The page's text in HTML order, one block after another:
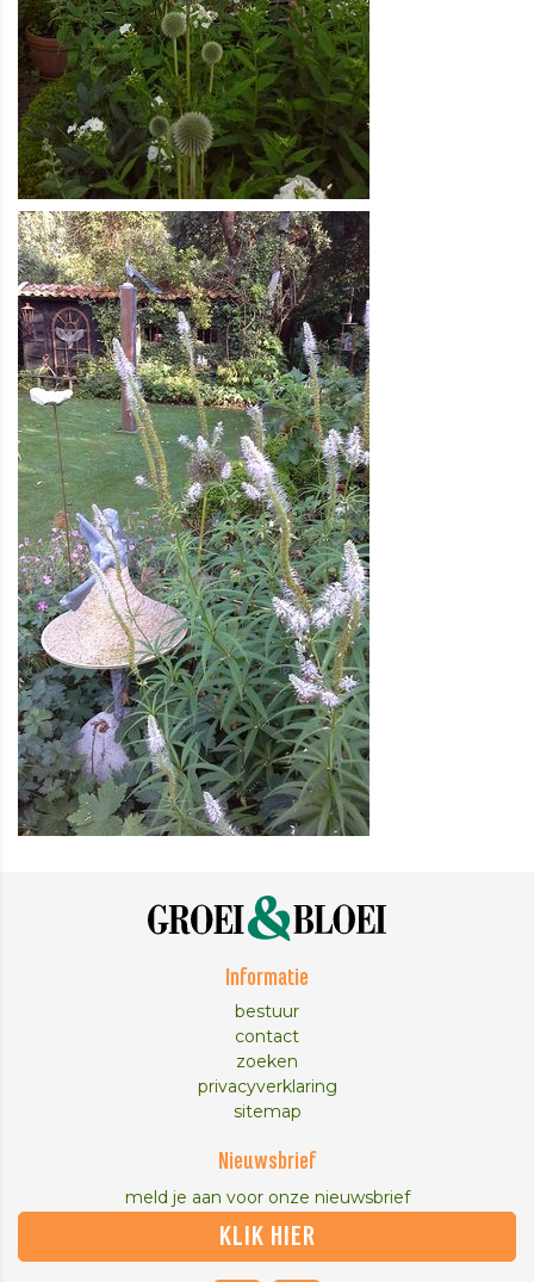
Informatie
bestuur
contact
zoeken
privacyverklaring
sitemap
Nieuwsbrief
meld je aan voor onze nieuwsbrief
KLIK HIER